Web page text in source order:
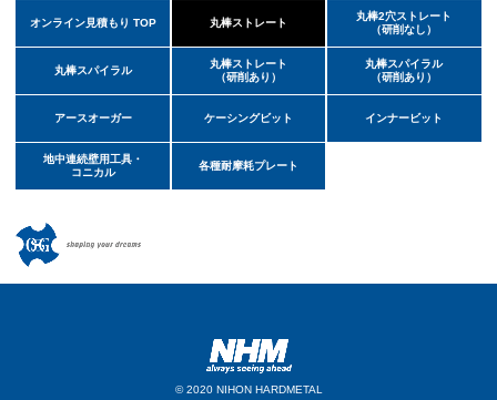
オンライン見積もり TOP 丸棒ストレート
丸棒2穴ストレート
（研削なし）
丸棒スパイラル
丸棒ストレート
（研削あり）
丸棒スパイラル
（研削あり）
アースオーガー ケーシングビット インナービット
地中連続壁用工具・
コニカル
各種耐摩耗プレート
© 2020 NIHON HARDMETAL